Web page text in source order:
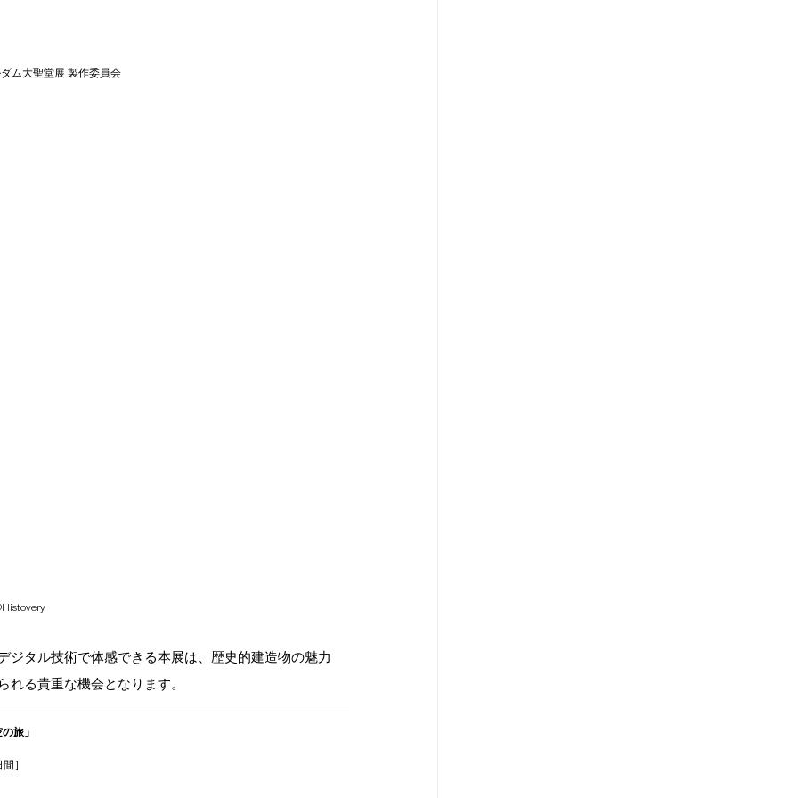
ム大聖堂展 製作委員会
タル技術で体感できる本展は、歴史的建造物の魅力
れる貴重な機会となります。
旅」
］